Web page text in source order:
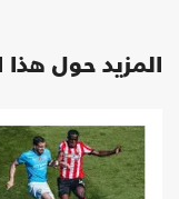
المزيد حول